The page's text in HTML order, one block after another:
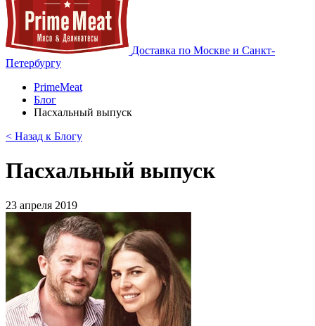
Доставка по Москве и Санкт-
Петербургу
PrimeMeat
Блог
Пасхальный выпуск
< Назад к Блогу
Пасхальный выпуск
23 апреля 2019